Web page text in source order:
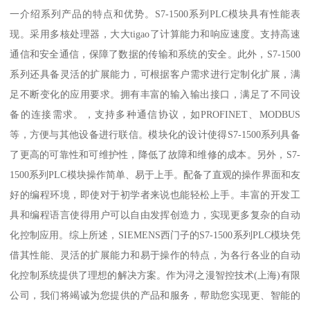
一介绍系列产品的特点和优势。S7-1500系列PLC模块具有性能表
现。采用多核处理器，大大tigao了计算能力和响应速度。支持高速
通信和安全通信，保障了数据的传输和系统的安全。此外，S7-1500
系列还具备灵活的扩展能力，可根据客户需求进行定制化扩展，满
足不断变化的应用要求。拥有丰富的输入输出接口，满足了不同设
备的连接需求。，支持多种通信协议，如PROFINET、MODBUS
等，方便与其他设备进行联信。模块化的设计使得S7-1500系列具备
了更高的可靠性和可维护性，降低了故障和维修的成本。另外，S7-
1500系列PLC模块操作简单、易于上手。配备了直观的操作界面和友
好的编程环境，即使对于初学者来说也能轻松上手。丰富的开发工
具和编程语言使得用户可以自由发挥创造力，实现更多复杂的自动
化控制应用。综上所述，SIEMENS西门子的S7-1500系列PLC模块凭
借其性能、灵活的扩展能力和易于操作的特点，为各行各业的自动
化控制系统提供了理想的解决方案。作为浔之漫智控技术(上海)有限
公司，我们将竭诚为您提供的产品和服务，帮助您实现更、智能的